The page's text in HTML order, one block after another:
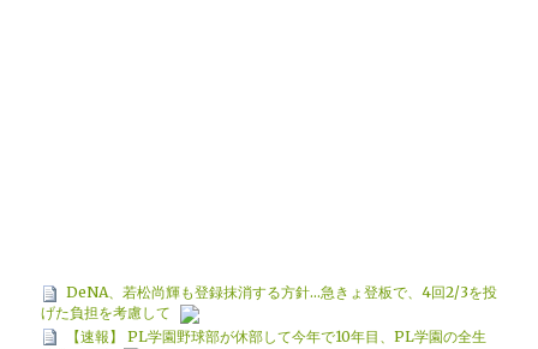
DeNA、若松尚輝も登録抹消する方針…急きょ登板で、4回2/3を投
げた負担を考慮して
【速報】 PL学園野球部が休部して今年で10年目、PL学園の全生